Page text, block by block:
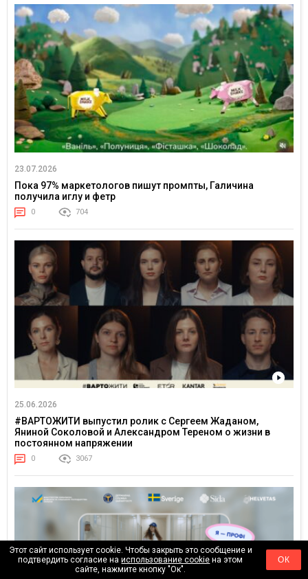
23.07.2026
Пока 97% маркетологов пишут промпты, Галичина
получила иглу и фетр
0 704
25.06.2026
#ВАРТОЖИТИ выпустил ролик с Сергеем Жаданом,
Яниной Соколовой и Александром Тереном о жизни в
постоянном напряжении
0 3067
Этот сайт использует cookie. Чтобы закрыть это сообщение и
подтвердить согласие наиспользование cookie на этом
сайте, нажмите кнопку "Ок".
ОК